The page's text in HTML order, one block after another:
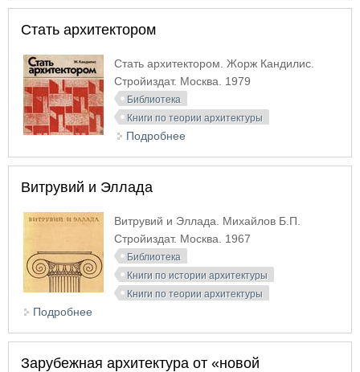
Стать архитектором
Стать архитектором. Жорж Кандилис.
Стройиздат. Москва. 1979
Библиотека
Книги по теории архитектуры
Подробнее
Витрувий и Эллада
Витрувий и Эллада. Михайлов Б.П.
Стройиздат. Москва. 1967
Библиотека
Книги по истории архитектуры
Книги по теории архитектуры
Подробнее
Зарубежная архитектура от «новой